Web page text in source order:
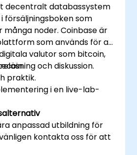
decentralt databassystem
försäljningsboken som
många noder. Coinbase är
som används för att
valutor som bitcoin,
och diskussion.
praktik.
i en live-lab-
anpassad utbildning för
kontakta oss för att